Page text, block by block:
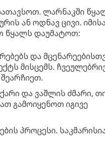
ლარნაკში
ან ოდნავ ცივი.
წყალს დაუმატოთ:
და
მისცემს.
და ვაშლის ძმარი,
გამოიყენოთ იგივე
პროცესი.